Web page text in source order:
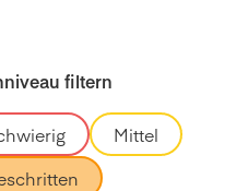
filtern
Mittel